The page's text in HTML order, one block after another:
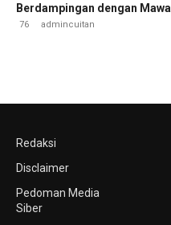
Berdampingan dengan Mawa
76 admincuitan
Redaksi
Disclaimer
Pedoman Media
Siber